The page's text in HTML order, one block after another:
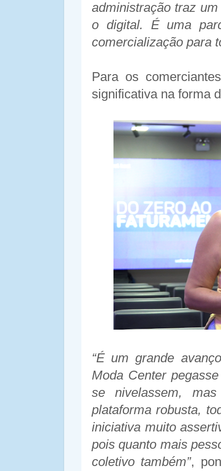
administração traz
o digital. É uma
comercialização para
Para os
significativa na forma
“É um grande
Moda Center
se nivelassem,
plataforma robusta,
iniciativa muito
pois quanto mais
coletivo também”,